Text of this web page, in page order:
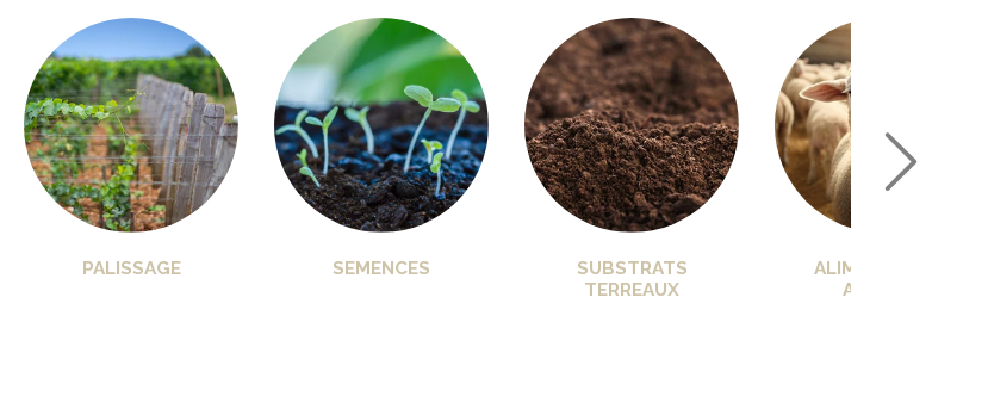
PALISSAGE SEMENCES
SUBSTRATS
TERREAUX
ALIMENTATION
ANIMALE